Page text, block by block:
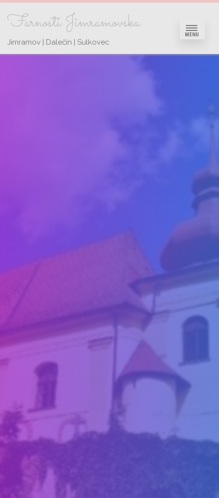
Farnosti Jimramovska
Jimramov | Dalečín | Sulkovec
MENU